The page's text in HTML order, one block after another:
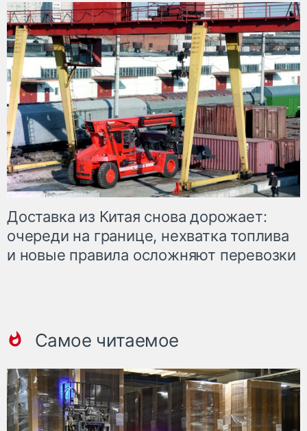
Доставка из Китая снова дорожает:
очереди на границе, нехватка топлива
и новые правила осложняют перевозки
Самое читаемое